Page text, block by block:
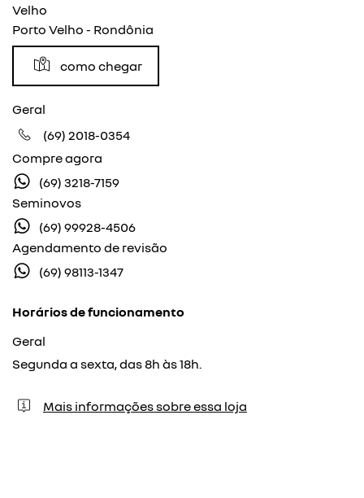
Velho
Porto Velho - Rondônia
como chegar
Geral
(69) 2018-0354
Compre agora
(69) 3218-7159
Seminovos
(69) 99928-4506
Agendamento de revisão
(69) 98113-1347
Horários de funcionamento
Geral
Segunda a sexta, das 8h às 18h.
Mais informações sobre essa loja